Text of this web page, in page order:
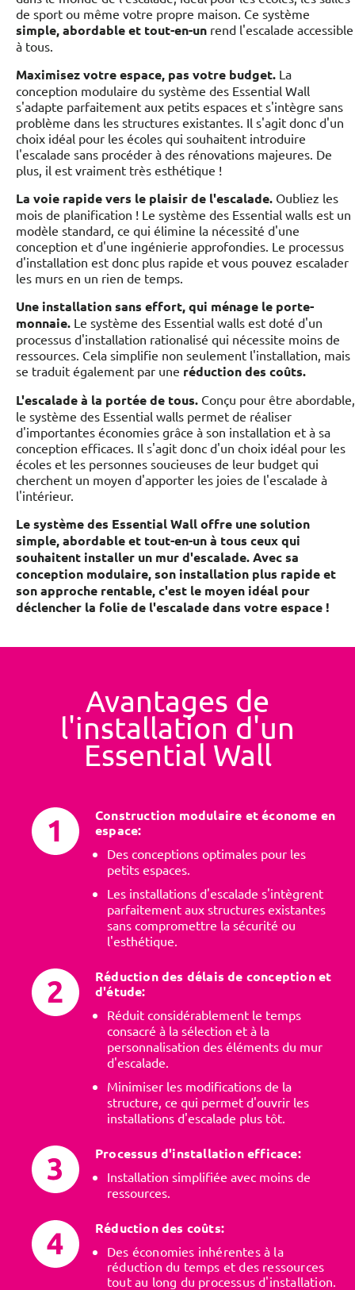
de sport ou même votre propre maison. Ce système
simple, abordable et tout-en-un rend l'escalade accessible
à tous.
Maximisez votre espace, pas votre budget. La
conception modulaire du système des Essential Wall
s'adapte parfaitement aux petits espaces et s'intègre sans
problème dans les structures existantes. Il s'agit donc d'un
choix idéal pour les écoles qui souhaitent introduire
l'escalade sans procéder à des rénovations majeures. De
plus, il est vraiment très esthétique !
La voie rapide vers le plaisir de l'escalade. Oubliez les
mois de planification ! Le système des Essential walls est un
modèle standard, ce qui élimine la nécessité d'une
conception et d'une ingénierie approfondies. Le processus
d'installation est donc plus rapide et vous pouvez escalader
les murs en un rien de temps.
Une installation sans effort, qui ménage le porte-
monnaie. Le système des Essential walls est doté d'un
processus d'installation rationalisé qui nécessite moins de
ressources. Cela simplifie non seulement l'installation, mais
se traduit également par une réduction des coûts.
L'escalade à la portée de tous. Conçu pour être abordable,
le système des Essential walls permet de réaliser
d'importantes économies grâce à son installation et à sa
conception efficaces. Il s'agit donc d'un choix idéal pour les
écoles et les personnes soucieuses de leur budget qui
cherchent un moyen d'apporter les joies de l'escalade à
l'intérieur.
Le système des Essential Wall offre une solution
simple, abordable et tout-en-un à tous ceux qui
souhaitent installer un mur d'escalade. Avec sa
conception modulaire, son installation plus rapide et
son approche rentable, c'est le moyen idéal pour
déclencher la folie de l'escalade dans votre espace !
Avantages de
l'installation d'un
Essential Wall
Construction modulaire et économe en
espace:
Des conceptions optimales pour les
petits espaces.
Les installations d'escalade s'intègrent
parfaitement aux structures existantes
sans compromettre la sécurité ou
l'esthétique.
Réduction des délais de conception et
d'étude:
Réduit considérablement le temps
consacré à la sélection et à la
personnalisation des éléments du mur
d'escalade.
Minimiser les modifications de la
structure, ce qui permet d'ouvrir les
installations d'escalade plus tôt.
Processus d'installation efficace:
Installation simplifiée avec moins de
ressources.
Réduction des coûts:
Des économies inhérentes à la
réduction du temps et des ressources
tout au long du processus d'installation.